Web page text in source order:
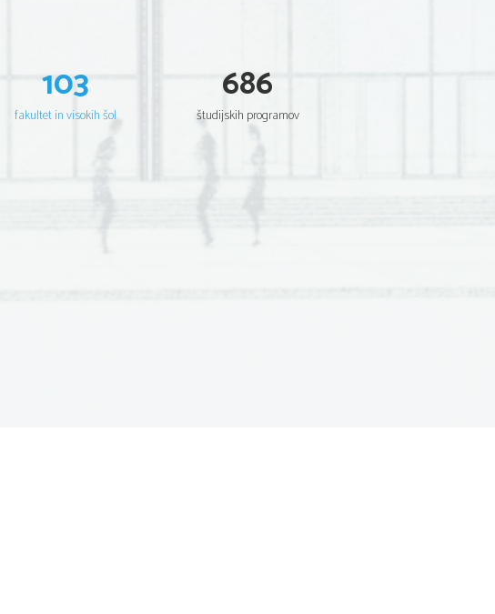
v dobrem, vendar jim ne uspeva, zato Bog pošilja
103
fakultet in visokih šol
686
študijskih programov